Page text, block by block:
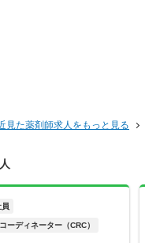
見た薬剤師求人をもっと見る
ーディネーター（CRC）